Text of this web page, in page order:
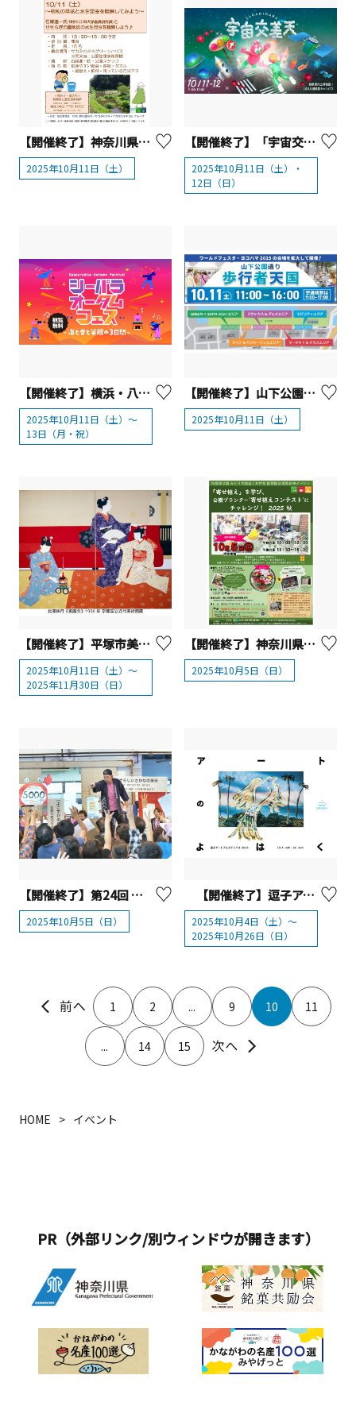
【開催終了】神奈川県立相模原公園 公園さんぽ
2025年10月11日（土）
【開催終了】「宇宙交差天 SAGAMIHARA」相模原市立博物館とJAXA相模原キャンパス
2025年10月11日（土）・
12日（日）
【開催終了】横浜・八景島シーパラダイス『シーパラオータムフェス ‐海と音と笑顔の３日間‐』
2025年10月11日（土）～
13日（月・祝）
【開催終了】山下公園通り歩行者天国【横浜市中区】
2025年10月11日（土）
【開催終了】平塚市美術館 企画展「没後35年 北澤映月展」
2025年10月11日（土）〜
2025年11月30日（日）
【開催終了】神奈川県立相模原公園 「寄せ植え」を学び、公園プランター'寄せ植えコンテスト'にチャレンジ！ 2025 秋
2025年10月5日（日）
【開催終了】第24回 よこすかさかな祭り
2025年10月5日（日）
【開催終了】逗子アートフェスティバル2025 「アートのよはく」
2025年10月4日（土）～
2025年10月26日（日）
1 2 ... 9 10 11
... 14 15
HOME イベント
PR（外部リンク/別ウィンドウが開きます）